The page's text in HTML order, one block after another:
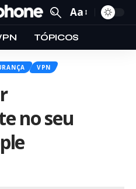
Aa
TÓPICOS
VPN
no seu